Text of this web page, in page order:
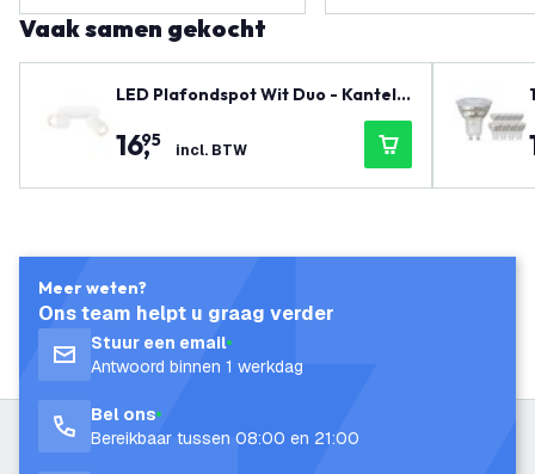
Vaak samen gekocht
LED Plafondspot Wit Duo - Kantelb
16,
95 incl. BTW
Meer weten?
Ons team helpt u graag verder
Stuur een email
Antwoord binnen 1 werkdag
Bel ons
Bereikbaar tussen 08:00 en 21:00